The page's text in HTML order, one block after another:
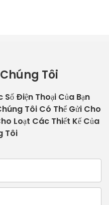
Tôi
Số Điện Thoại Của Bạn
Tôi Có Thể Gửi Cho
Loạt Các Thiết Kế Của
Tôi